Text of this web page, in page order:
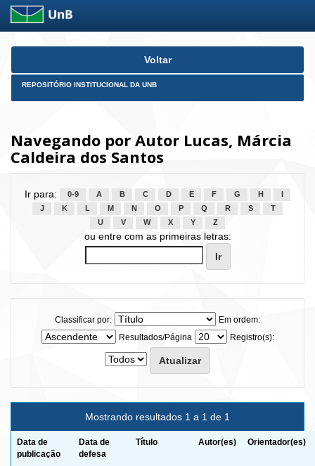
Skip
Voltar
REPOSITÓRIO INSTITUCIONAL DA UNB
Navegando por Autor Lucas, Márcia
Caldeira dos Santos
Ir para: 0-9 A B C D E F G H
J
K L M N O P Q R S
T
U
V W X Y Z
ou entre com as primeiras letras:
Classificar por:
Em ordem:
Resultados/Página
Registro(s):
Mostrando resultados 1 a 1 de 1
Data de
publicação
Data de
defesa
Título Autor(es) Orientador(es)